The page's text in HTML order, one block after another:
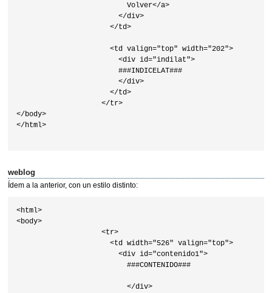
                          Volver</a>
                        </div>
                      </td>
                      <td valign="top" width="202">
                        <div id="indilat">
                        ###INDICELAT###
                        </div>
                      </td>
                    </tr>
</body>
</html>
weblog
Ídem a la anterior, con un estilo distinto:
<html>
<body>
                    <tr>
                      <td width="526" valign="top">
                        <div id="contenido1">
                          ###CONTENIDO###
                          </div>